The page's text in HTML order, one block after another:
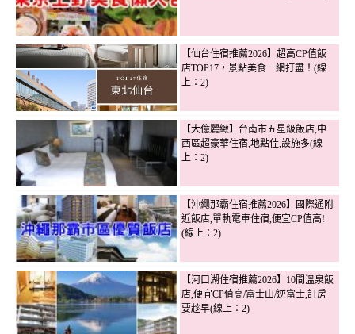
【仙台住宿推薦2026】超高CP值飯
店TOP17，景點美食一網打盡！(線
上：2)
【大億麗緻】台南市五星級飯店,中
西區超豪華住宿,地點佳,設施多(線
上：2)
【沖繩那霸住宿推薦2026】國際通附
近飯店,單軌電車住宿,便宜CP值高!
(線上：2)
【河口湖住宿推薦2026】10間溫泉飯
店,便宜CP值高/富士山/逆富士,訂房
要趁早(線上：2)